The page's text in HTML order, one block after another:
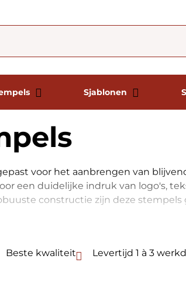
Sjablonen
voor het aanbrengen van
een duidelijke indruk van logo's,
constructie zijn deze
Beste kwaliteit Levertijd 1 à 3